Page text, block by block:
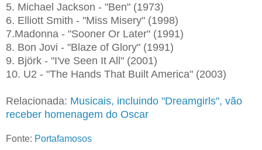
5. Michael Jackson - "Ben" (1973)
6. Elliott Smith - "Miss Misery" (1998)
7.Madonna - "Sooner Or Later" (1991)
8. Bon Jovi - "Blaze of Glory" (1991)
9. Björk - "I've Seen It All" (2001)
10. U2 - "The Hands That Built America" (2003)
Relacionada: Musicais, incluindo "Dreamgirls", vão
receber homenagem do Oscar
Fonte: Portafamosos